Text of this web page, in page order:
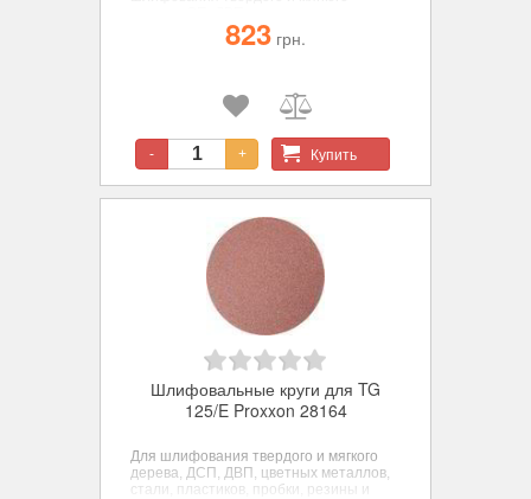
стали, пластиков, пробки, резины и
минералов. ø 250 мм. зерн. К 240 - 5
823 грн.
- + Купить
Шлифовальные круги для TG
125/E Proxxon 28164
Для шлифования твердого и мягкого
дерева, ДСП, ДВП, цветных металлов,
стали, пластиков, пробки, резины и